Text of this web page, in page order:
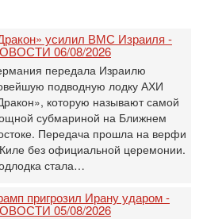
усилил ВМС Израиля -
06/08/2026
передала Израилю
подводную лодку АХИ
которую называют самой
субмариной на Ближнем
Передача прошла на верфи
без официальной церемонии.
стала…
пригрозил Ирану ударом -
05/08/2026